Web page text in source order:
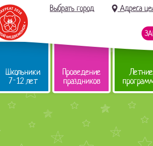
Выбрать город
Адреса
Школьники
7-12 лет
Проведение
праздников
Летние